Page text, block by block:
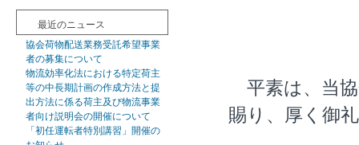
最近のニュース
協会荷物配送業務受託希望事業
者の募集について
物流効率化法における特定荷主
等の中長期計画の作成方法と提
出方法に係る荷主及び物流事業
者向け説明会の開催について
「初任運転者特別講習」開催の
平素は、当
賜り、厚く御